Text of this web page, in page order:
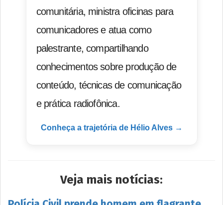
comunitária, ministra oficinas para
comunicadores e atua como
palestrante, compartilhando
conhecimentos sobre produção de
conteúdo, técnicas de comunicação
e prática radiofônica.
Conheça a trajetória de Hélio Alves →
Veja mais notícias: